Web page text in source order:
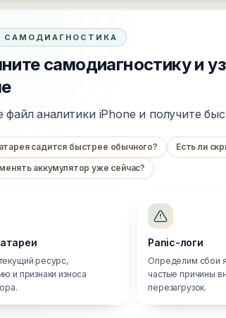
САМОДИАГНОСТИКА
самодиагностику и
файл аналитики iPhone и получите
садится быстрее обычного?
Есть ли
аккумулятор уже сейчас?
ресурс,
и признаки износа
Panic-логи
Определим сбои
частые причины
перезагрузок.